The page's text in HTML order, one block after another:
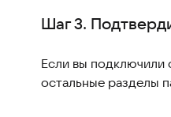
Шаг 3.
Если вы подключили
остальные разделы